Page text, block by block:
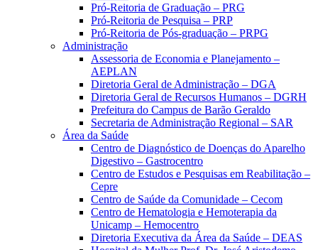
Pró-Reitoria de Graduação – PRG
Pró-Reitoria de Pesquisa – PRP
Pró-Reitoria de Pós-graduação – PRPG
Administração
Assessoria de Economia e Planejamento –
AEPLAN
Diretoria Geral de Administração – DGA
Diretoria Geral de Recursos Humanos – DGRH
Prefeitura do Campus de Barão Geraldo
Secretaria de Administração Regional – SAR
Área da Saúde
Centro de Diagnóstico de Doenças do Aparelho
Digestivo – Gastrocentro
Centro de Estudos e Pesquisas em Reabilitação –
Cepre
Centro de Saúde da Comunidade – Cecom
Centro de Hematologia e Hemoterapia da
Unicamp – Hemocentro
Diretoria Executiva da Área da Saúde – DEAS